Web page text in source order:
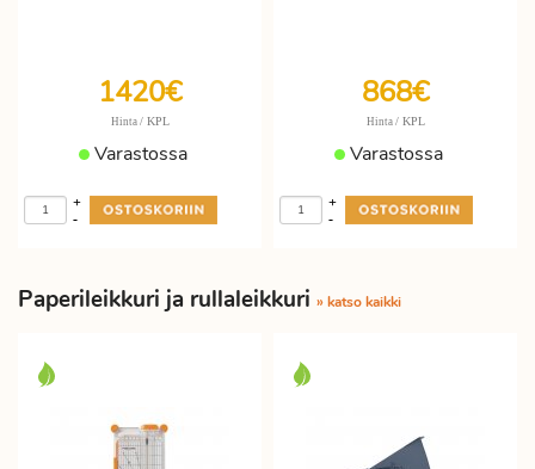
1420€
Hinta / KPL
Varastossa
-
+
868€
Hinta / KPL
Varastossa
-
+
Paperileikkuri ja rullaleikkuri » katso kaikki